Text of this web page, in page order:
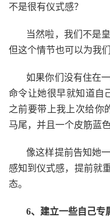
不是很有仪式感？
当然啦，我们不是
但这个情节也可以为我
如果你们没有住在
命令让她很早就知道自
之前要带上我上次给你
马尾，并且一个皮筋蓝
像这样提前告知她
感知到仪式感，提前就
态。
6、建立一些自己专